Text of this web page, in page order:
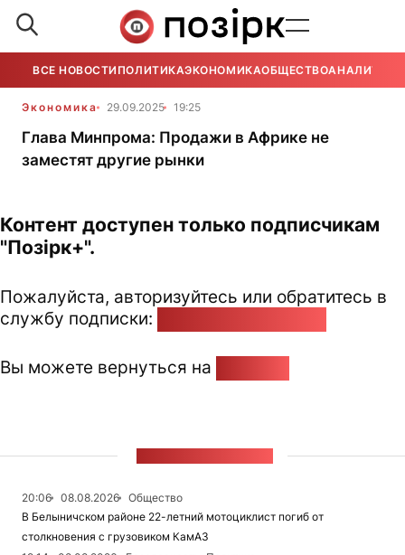
ВСЕ НОВОСТИ ПОЛИТИКАЭКОНОМИКАОБЩЕСТВОАНАЛИТИКА
Экономика 29.09.2025 19:25
Глава Минпрома: Продажи в Африке не
заместят другие рынки
Контент доступен только подписчикам
"Позірк+".
Пожалуйста, авторизуйтесь или обратитесь в
службу подписки:
Вы можете вернуться на
20:06 08.08.2026
Общество
В Белыничском районе 22-летний мотоциклист погиб от
столкновения с грузовиком КамАЗ